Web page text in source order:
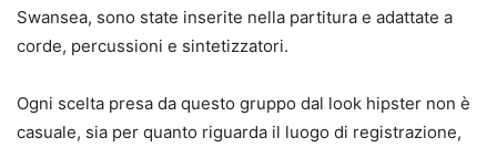
Swansea, sono state inserite nella partitura e adattate a
corde, percussioni e sintetizzatori.
Ogni scelta presa da questo gruppo dal look hipster non è
casuale, sia per quanto riguarda il luogo di registrazione,